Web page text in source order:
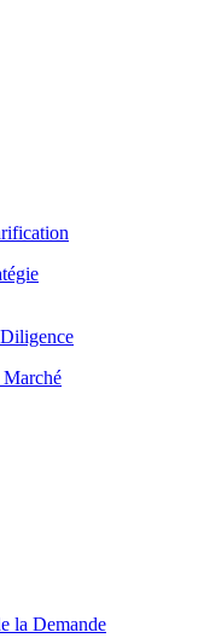
Marché
la Demande